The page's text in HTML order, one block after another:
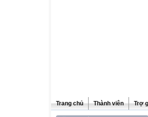
Trang chủ Thành viên Trợ